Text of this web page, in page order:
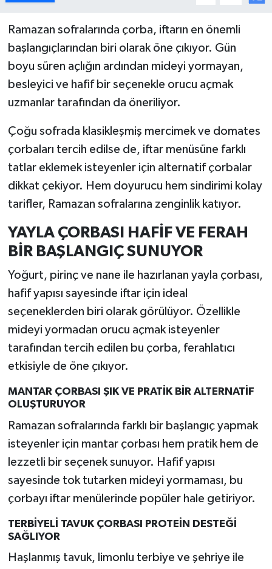
Ramazan sofralarında çorba, iftarın en önemli
başlangıçlarından biri olarak öne çıkıyor. Gün
boyu süren açlığın ardından mideyi yormayan,
besleyici ve hafif bir seçenekle orucu açmak
uzmanlar tarafından da öneriliyor.
Çoğu sofrada klasikleşmiş mercimek ve domates
çorbaları tercih edilse de, iftar menüsüne farklı
tatlar eklemek isteyenler için alternatif çorbalar
dikkat çekiyor. Hem doyurucu hem sindirimi kolay
tarifler, Ramazan sofralarına zenginlik katıyor.
YAYLA ÇORBASI HAFİF VE FERAH
BİR BAŞLANGIÇ SUNUYOR
Yoğurt, pirinç ve nane ile hazırlanan yayla çorbası,
hafif yapısı sayesinde iftar için ideal
seçeneklerden biri olarak görülüyor. Özellikle
mideyi yormadan orucu açmak isteyenler
tarafından tercih edilen bu çorba, ferahlatıcı
etkisiyle de öne çıkıyor.
MANTAR ÇORBASI ŞIK VE PRATİK BİR ALTERNATİF
OLUŞTURUYOR
Ramazan sofralarında farklı bir başlangıç yapmak
isteyenler için mantar çorbası hem pratik hem de
lezzetli bir seçenek sunuyor. Hafif yapısı
sayesinde tok tutarken mideyi yormaması, bu
çorbayı iftar menülerinde popüler hale getiriyor.
TERBİYELİ TAVUK ÇORBASI PROTEİN DESTEĞİ
SAĞLIYOR
Haşlanmış tavuk, limonlu terbiye ve şehriye ile
Hisarcık
İlçeler
Köşe Yazıları
Kültür Sanat
Kütahya
Otomobil
Pazarlar
Politika
Rüya Tabirleri
Simav
Siyaset
Spor
Tavşanlı